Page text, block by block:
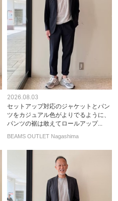
2026.08.03
セットアップ対応のジャケットとパン
ツをカジュアル色がよりでるように、
パンツの裾は敢えてロールアップ...
BEAMS OUTLET Nagashima